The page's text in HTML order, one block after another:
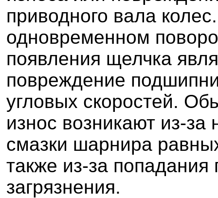
приводного вала
одновременном
появления щелчка
повреждение
угловых скоростей.
износ возникают из-за
смазки шарнира
также из-за
загрязнения.